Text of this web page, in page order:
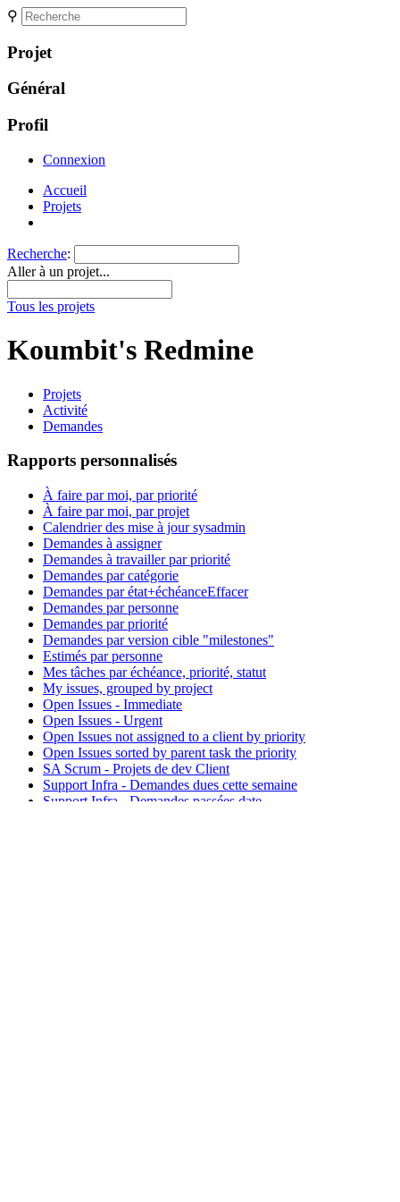
⚲
Projet
Général
Profil
Connexion
Accueil
Projets
Recherche:
Aller à un projet...
Tous les projets
Koumbit's Redmine
Projets
Activité
Demandes
Rapports personnalisés
À faire par moi, par priorité
À faire par moi, par projet
Calendrier des mise à jour sysadmin
Demandes à assigner
Demandes à travailler par priorité
Demandes par catégorie
Demandes par état+échéanceEffacer
Demandes par personne
Demandes par priorité
Demandes par version cible "milestones"
Estimés par personne
Mes tâches par échéance, priorité, statut
My issues, grouped by project
Open Issues - Immediate
Open Issues - Urgent
Open Issues not assigned to a client by priority
Open Issues sorted by parent task the priority
SA Scrum - Projets de dev Client
Support Infra - Demandes dues cette semaine
Support Infra - Demandes passées date